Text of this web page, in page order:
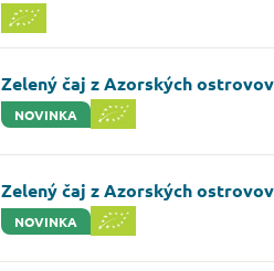
Zelený čaj z Azorských
NOVINKA
Zelený čaj z Azorských
NOVINKA